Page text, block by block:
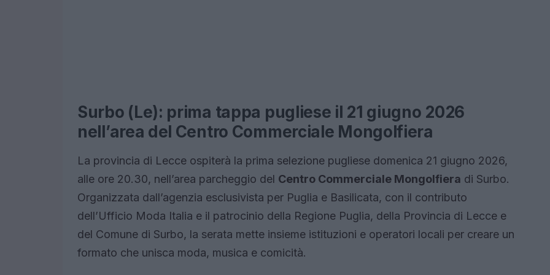
Surbo (Le): prima tappa pugliese il 21 giugno 2026
nell’area del Centro Commerciale Mongolfiera
La provincia di Lecce ospiterà la prima selezione pugliese domenica 21 giugno 2026,
alle ore 20.30, nell’area parcheggio del Centro Commerciale Mongolfiera di Surbo.
Organizzata dall’agenzia esclusivista per Puglia e Basilicata, con il contributo
dell’Ufficio Moda Italia e il patrocinio della Regione Puglia, della Provincia di Lecce e
del Comune di Surbo, la serata mette insieme istituzioni e operatori locali per creare un
formato che unisca moda, musica e comicità.